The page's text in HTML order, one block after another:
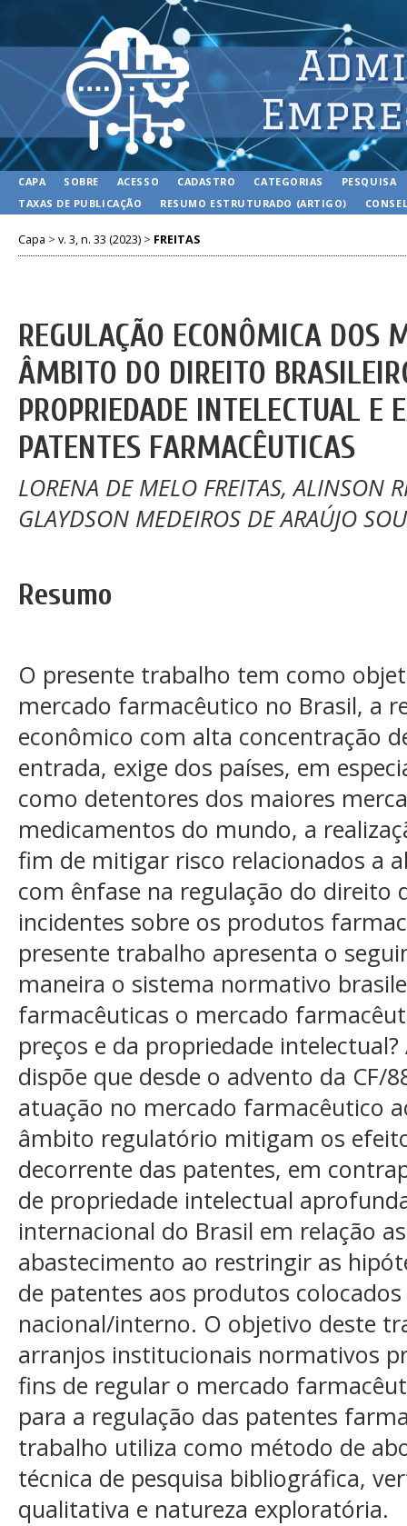
CAPA SOBRE ACESSO CADASTRO CATEGORIAS
PESQUISA
TAXAS DE PUBLICAÇÃO
RESUMO ESTRUTURADO (ARTIGO)
Capa > v. 3, n. 33 (2023) > FREITAS
REGULAÇÃO ECONÔMICA DOS
ÂMBITO DO DIREITO
PROPRIEDADE INTELECTUAL E
PATENTES FARMACÊUTICAS
LORENA DE MELO FREITAS, ALINSON
GLAYDSON MEDEIROS DE ARAÚJO
Resumo
O presente trabalho tem como
mercado farmacêutico no Brasil, a
econômico com alta concentração
entrada, exige dos países, em
como detentores dos maiores
medicamentos do mundo, a
fim de mitigar risco relacionados a
com ênfase na regulação do direito
incidentes sobre os produtos
presente trabalho apresenta o
maneira o sistema normativo
farmacêuticas o mercado
preços e da propriedade
dispõe que desde o advento da CF/
atuação no mercado farmacêutico
âmbito regulatório mitigam os
decorrente das patentes, em
de propriedade intelectual
internacional do Brasil em relação
abastecimento ao restringir as
de patentes aos produtos
nacional/interno. O objetivo deste
arranjos institucionais normativos
fins de regular o mercado
para a regulação das patentes
trabalho utiliza como método de
técnica de pesquisa bibliográfica,
qualitativa e natureza exploratória.